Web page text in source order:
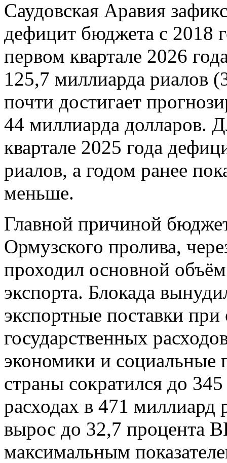
Саудовская Аравия
дефицит бюджета с 2018
первом квартале 2026
125,7 миллиарда риалов
почти достигает
44 миллиарда долларов.
квартале 2025 года
риалов, а годом ранее
меньше.
Главной причиной
Ормузского пролива,
проходил основной
экспорта. Блокада
экспортные поставки
государственных
экономики и
страны сократился до
расходах в 471 миллиард
вырос до 32,7 процента
максимальным